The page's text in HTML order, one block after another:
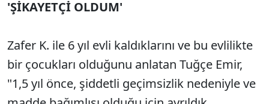
'ŞİKAYETÇİ OLDUM'
Zafer K. ile 6 yıl evli kaldıklarını ve bu evlilikte
bir çocukları olduğunu anlatan Tuğçe Emir,
"1,5 yıl önce, şiddetli geçimsizlik nedeniyle ve